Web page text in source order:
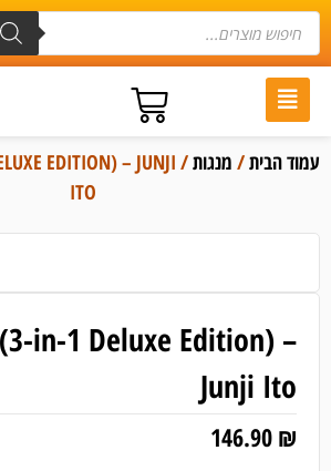
עמוד הבית/ מנגות
EDITION) – JUNJI
ITO
in-1 Deluxe Edition) –
Junji Ito
146.90 ₪